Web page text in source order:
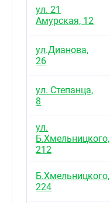
ул. 21
Амурская, 12
ул.Дианова,
26
ул. Степанца,
8
ул.
Б.Хмельницкого,
212
Б.Хмельницкого,
224